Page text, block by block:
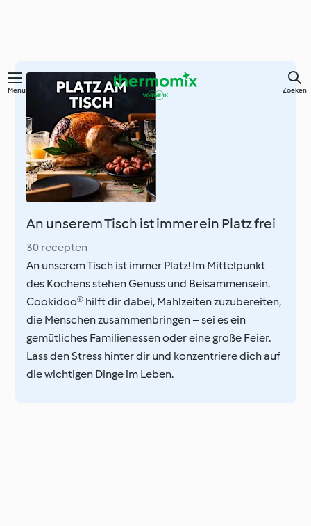
Overslaan
hoofdinhoud
Menu Zoeken
An unserem Tisch ist immer ein Platz frei
30 recepten
An unserem Tisch ist immer Platz! Im Mittelpunkt
des Kochens stehen Genuss und Beisammensein.
Cookidoo® hilft dir dabei, Mahlzeiten zuzubereiten,
die Menschen zusammenbringen – sei es ein
gemütliches Familienessen oder eine große Feier.
Lass den Stress hinter dir und konzentriere dich auf
die wichtigen Dinge im Leben.